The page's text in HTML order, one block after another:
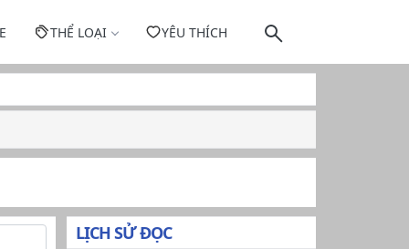
THỂ LOẠI YÊU THÍCH
LỊCH SỬ ĐỌC